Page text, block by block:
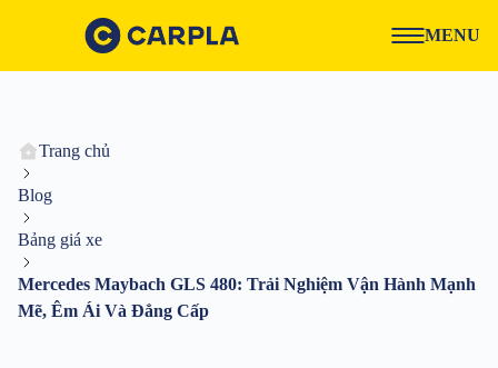
MENU
Trang chủ
Blog
Bảng giá xe
Mercedes Maybach GLS 480: Trải Nghiệm Vận Hành Mạnh
Mẽ, Êm Ái Và Đẳng Cấp